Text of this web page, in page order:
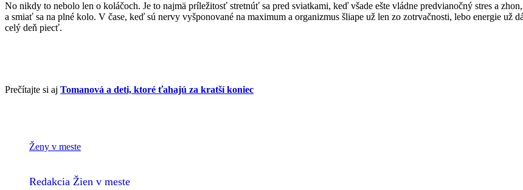
No nikdy to nebolo len o koláčoch. Je to najmä príležitosť stretnúť sa pred sviatkami, keď všade ešte vládne predvianočný stres a
a smiať sa na plné kolo. V čase, keď sú nervy vyšponované na maximum a organizmus šliape už len zo zotrvačnosti, lebo energie už
celý deň piecť.
Prečítajte si aj Tomanová a deti, ktoré ťahajú za kratší koniec
Ženy v meste
Redakcia Žien v meste